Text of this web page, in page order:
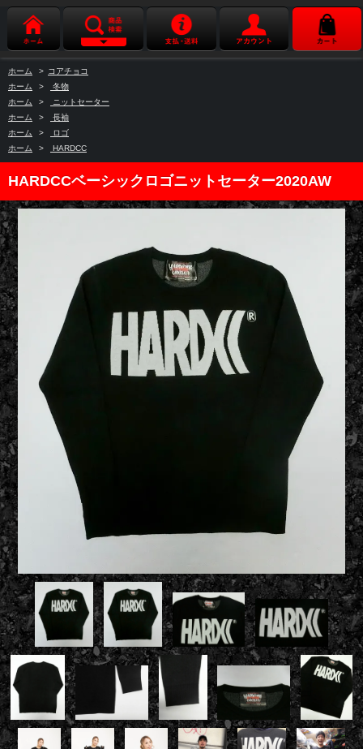
ホーム > コアチョコ
ホーム
>
冬物
ホーム
>
ニットセーター
ホーム
>
長袖
ホーム
>
ロゴ
ホーム
> HARDCC
HARDCCベーシックロゴニットセーター2020AW